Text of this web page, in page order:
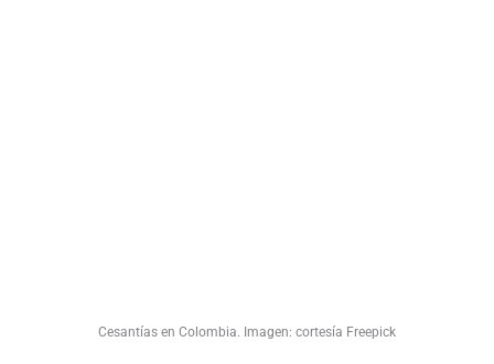
Cesantías en Colombia. Imagen: cortesía Freepick